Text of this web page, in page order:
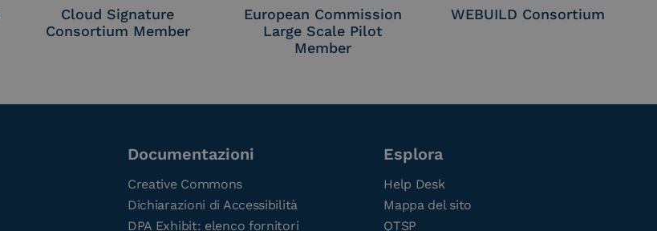
Cloud Signature
Consortium Member
European Commission
Large Scale Pilot
Member
WEBUILD Consortium
Documentazioni
Creative Commons
Dichiarazioni di Accessibilità
DPA Exhibit: elenco fornitori
Esplora
Help Desk
Mappa del sito
QTSP